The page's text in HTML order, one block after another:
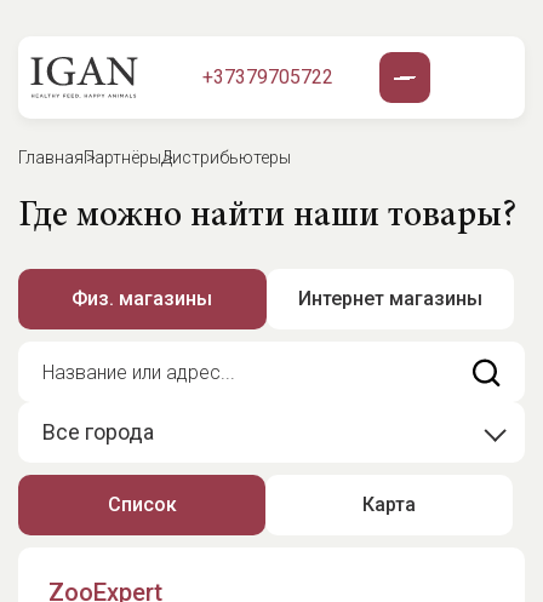
+37379705722
ГлавнаяПартнёрыДистрибьютеры
Где можно найти наши товары?
Физ. магазины Интернет магазины
Все города
Список Карта
ZooExpert